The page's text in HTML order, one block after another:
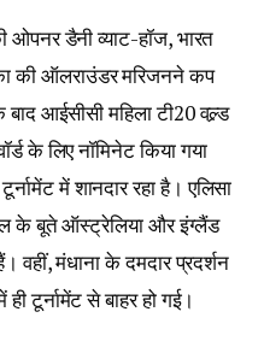
ओपनर डैनी व्याट-हॉज, भारत
की ऑलराउंडर मरिजनने कप
आईसीसी महिला टी20 वल्र्ड
के लिए नॉमिनेट किया गया
में शानदार रहा है। एलिसा
के बूते ऑस्ट्रेलिया और इंग्लैंड
मंधाना के दमदार प्रदर्शन
टूर्नामेंट से बाहर हो गई।